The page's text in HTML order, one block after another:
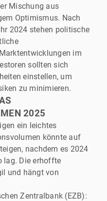
Mischung aus
Optimismus. Nach
2024 stehen politische
im
sollten sich
einstellen, um
zu minimieren.
2025
ein leichtes
könnte auf
nachdem es 2024
lag. Die erhoffte
und hängt von
Zentralbank (EZB):